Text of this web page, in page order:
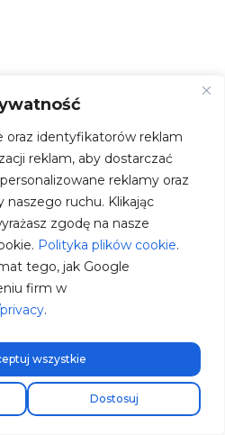
oraz identyfikatorów reklam
reklam, aby dostarczać
reklamy oraz
naszego ruchu. Klikając
zgodę na nasze
Polityka plików cookie.
tego, jak Google
firm w
.
Dostosuj
wszystkie
ekspresowa!